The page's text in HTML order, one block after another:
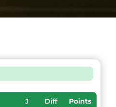
J Diff Points